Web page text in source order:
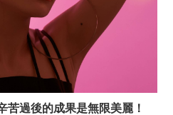
苦過後的成果是無限美麗！